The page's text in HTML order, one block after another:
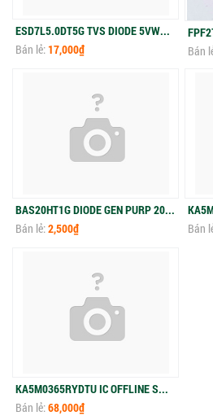
ESD7L5.0DT5G TVS DIODE 5VWM 10.4VC SOT723
Bán lẻ:17,000₫
Bán
BAS20HT1G DIODE GEN PURP 200V 200MA SOD323
Bán lẻ:2,500₫
Bán
KA5M0365RYDTU IC OFFLINE SW MULT TOP TO220F
Bán lẻ:68,000₫